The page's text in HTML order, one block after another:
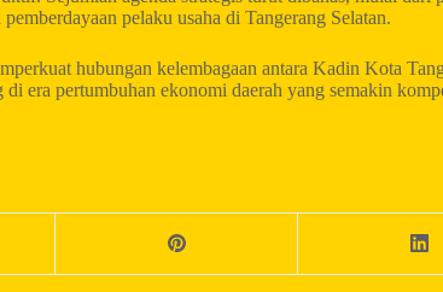
pelaku usaha di Tangerang Selatan.
hubungan kelembagaan antara Kadin Kota
era pertumbuhan ekonomi daerah yang semakin